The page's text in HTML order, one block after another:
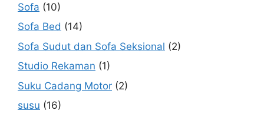
Sofa (10)
Sofa Bed (14)
Sofa Sudut dan Sofa Seksional (2)
Studio Rekaman (1)
Suku Cadang Motor (2)
susu (16)